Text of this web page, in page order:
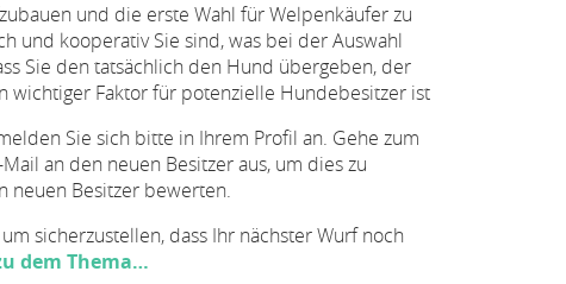
und die erste Wahl für Welpenkäufer zu
und kooperativ Sie sind, was bei der Auswahl
Sie den tatsächlich den Hund übergeben, der
wichtiger Faktor für potenzielle Hundebesitzer ist
Sie sich bitte in Ihrem Profil an. Gehe zum
an den neuen Besitzer aus, um dies zu
neuen Besitzer bewerten.
sicherzustellen, dass Ihr nächster Wurf noch
dem Thema…